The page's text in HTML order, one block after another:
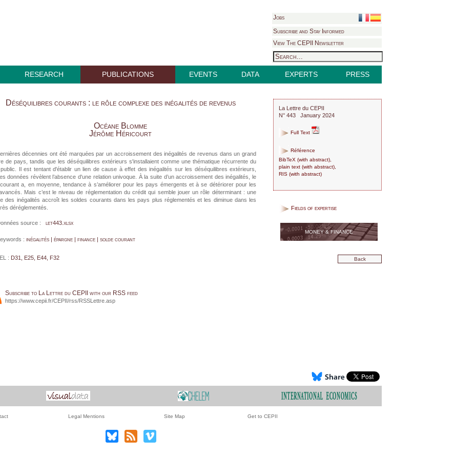
Jobs
Subscribe and Stay Informed
View The CEPII Newsletter
RESEARCH PUBLICATIONS EVENTS DATA EXPERTS PRESS
Déséquilibres courants : le rôle complexe des inégalités de revenus
Océane Blomme
Jérôme Héricourt
décennies ont été marquées par un accroissement des inégalités de revenus dans un grand
de pays, tandis que les déséquilibres extérieurs s'installaient comme une thématique récurrente du
Il est tentant d'établir un lien de cause à effet des inégalités sur les déséquilibres extérieurs,
données révèlent l’absence d'une relation univoque. À la suite d’un accroissement des inégalités, le
a, en moyenne, tendance à s’améliorer pour les pays émergents et à se détériorer pour les
Mais c’est le niveau de réglementation du crédit qui semble jouer un rôle déterminant : une
des inégalités accroît les soldes courants dans les pays plus réglementés et les diminue dans les
déréglementés.
source : let443.xlsx
: inégalités | épargne | finance | solde courant
: D31, E25, E44, F32
Subscribe to La Lettre du CEPII with our RSS feed
https://www.cepii.fr/CEPII/rss/RSSLettre.asp
La Lettre du CEPII
N° 443 January 2024
Full Text
Référence
BibTeX (with abstract),
plain text (with abstract),
RIS (with abstract)
Fields of expertise
MONEY & FINANCE
Back
Legal Mentions Site Map Get to CEPII